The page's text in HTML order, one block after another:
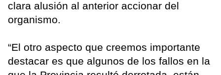
clara alusión al anterior accionar del
organismo.
“El otro aspecto que creemos importante
destacar es que algunos de los fallos en la